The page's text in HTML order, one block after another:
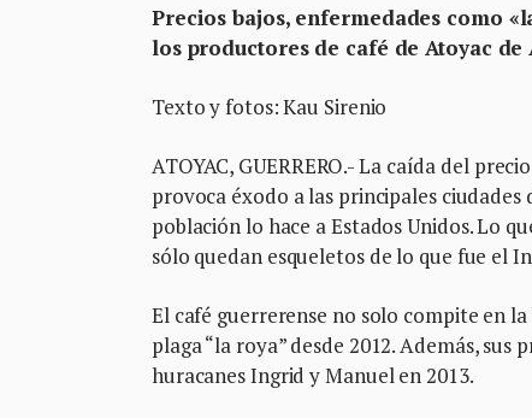
Precios bajos, enfermedades como
los productores de café de Atoyac
Texto y fotos: Kau Sirenio
ATOYAC, GUERRERO.- La caída del
provoca éxodo a las principales
población lo hace a Estados Unidos. Lo
sólo quedan esqueletos de lo que fue el
El café guerrerense no solo compite en
plaga “la roya” desde 2012. Además,
huracanes Ingrid y Manuel en 2013.